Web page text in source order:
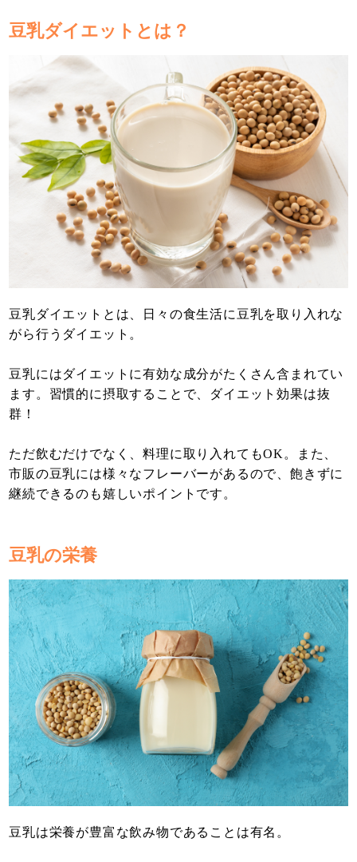
豆乳ダイエットとは？
豆乳ダイエットとは、日々の食生活に豆乳を取り入れな
がら行うダイエット。
豆乳にはダイエットに有効な成分がたくさん含まれてい
ます。習慣的に摂取することで、ダイエット効果は抜
群！
ただ飲むだけでなく、料理に取り入れてもOK。また、
市販の豆乳には様々なフレーバーがあるので、飽きずに
継続できるのも嬉しいポイントです。
豆乳の栄養
豆乳は栄養が豊富な飲み物であることは有名。